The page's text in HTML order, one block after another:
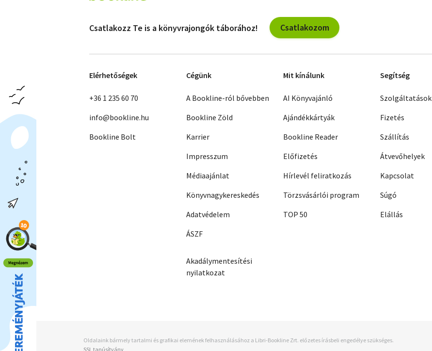
Csatlakozz Te is a könyvrajongók táborához! Csatlakozom
Elérhetőségek
+36 1 235 60 70
info@bookline.hu
Bookline Bolt
Cégünk
A Bookline-ról bővebben
Bookline Zöld
Karrier
Impresszum
Médiaajánlat
Könyvnagykereskedés
Adatvédelem
ÁSZF
Akadálymentesítési
nyilatkozat
Mit kínálunk
AI Könyvajánló
Ajándékkártyák
Bookline Reader
Előfizetés
Hírlevél feliratkozás
Törzsvásárlói program
TOP 50
Segítség
Szolgáltatások
Fizetés
Szállítás
Átvevőhelyek
Kapcsolat
Súgó
Elállás
Oldalaink bármely tartalmi és grafikai elemének felhasználásához a Libri-Bookline Zrt. előzetes írásbeli engedélye szükséges.
SSL tanúsítvány